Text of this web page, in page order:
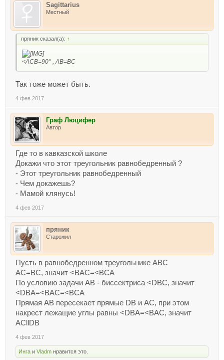
Sagittarius
Местный
пряник сказал(а): ↑
<ACB=90° , AB=BC
Так тоже может быть.
4 фев 2017
Граф Люцифер
Автор
Где то в кавказской школе
Докажи что этот треугольник равнобедренный ?
- Этот треугольник равнобедренный
- Чем докажешь?
- Мамой клянусь!
4 фев 2017
пряник
Старожил
Пусть в равнобедренном треугольнике ABC
AC=BC, значит <BAC=<BCA
По условию задачи AB - биссектриса <DBC, значит
<DBA=<BAC=<BCA
Прямая AB пересекает прямые DB и AC, при этом
накрест лежащие углы равны <DBA=<BAC, значит
ACllDB
4 фев 2017
Инга и Vladm нравится это.